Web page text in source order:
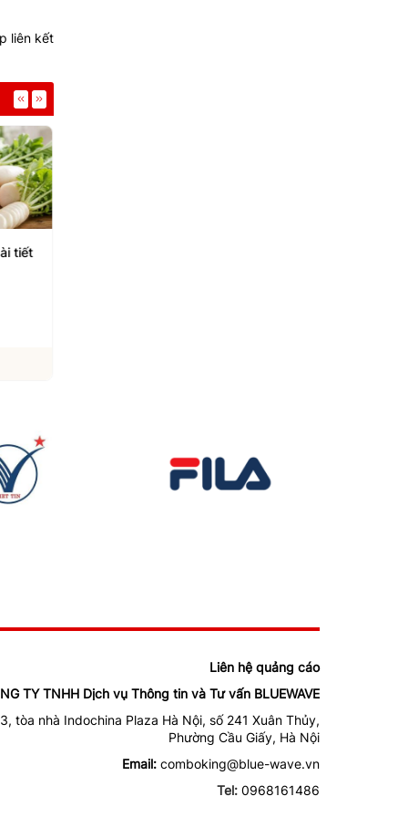
liên kết
vẫn
Liên hệ quảng cáo
TY TNHH Dịch vụ Thông tin và Tư vấn BLUEWAVE
tòa nhà Indochina Plaza Hà Nội, số 241 Xuân Thủy,
Phường Cầu Giấy, Hà Nội
Email: comboking@blue-wave.vn
Tel: 0968161486